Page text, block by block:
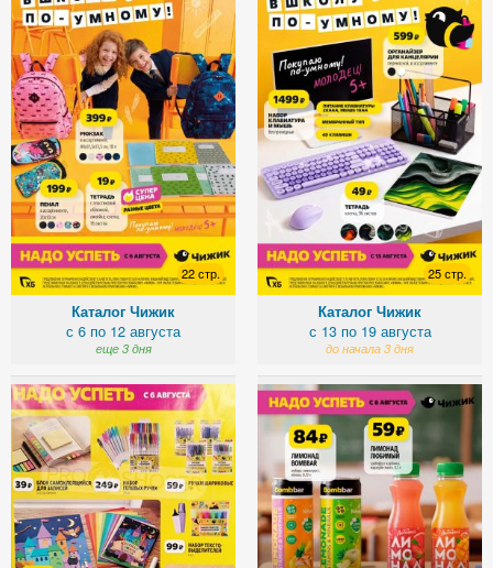
22 стр.
Каталог Чижик
с 6 по 12 августа
еще 3 дня
25 стр.
Каталог Чижик
с 13 по 19 августа
до начала 3 дня